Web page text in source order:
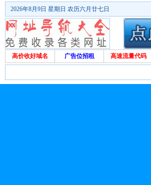
2026年8月9日 星期日 农历六月廿七日
高价收好域名 广告位招租 高速流量代码